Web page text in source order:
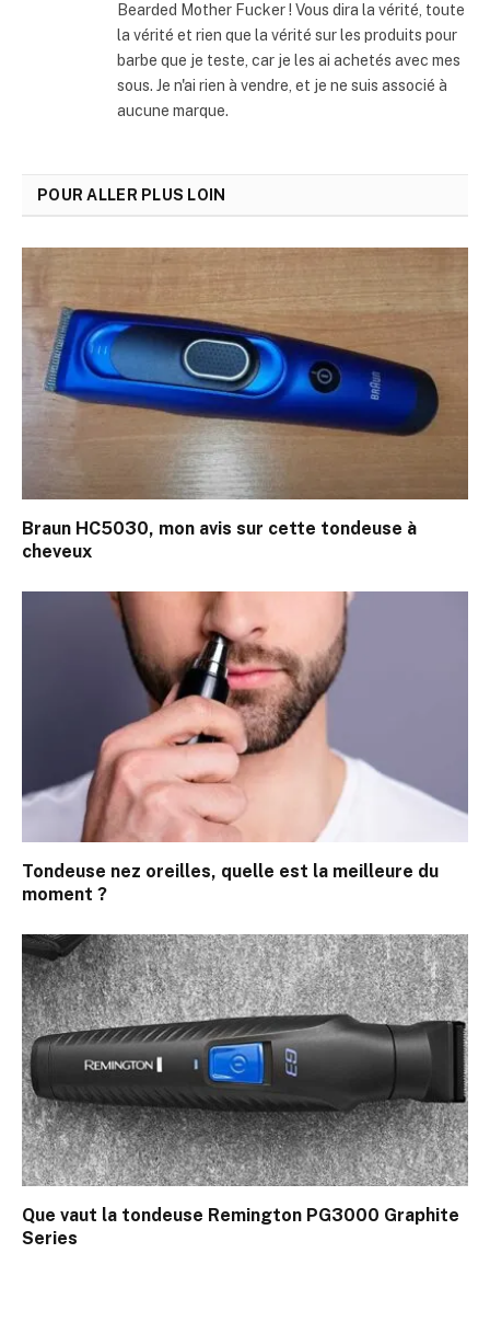
Bearded Mother Fucker ! Vous dira la vérité, toute
la vérité et rien que la vérité sur les produits pour
barbe que je teste, car je les ai achetés avec mes
sous. Je n'ai rien à vendre, et je ne suis associé à
aucune marque.
POUR ALLER PLUS LOIN
Braun HC5030, mon avis sur cette tondeuse à
cheveux
Tondeuse nez oreilles, quelle est la meilleure du
moment ?
Que vaut la tondeuse Remington PG3000 Graphite
Series